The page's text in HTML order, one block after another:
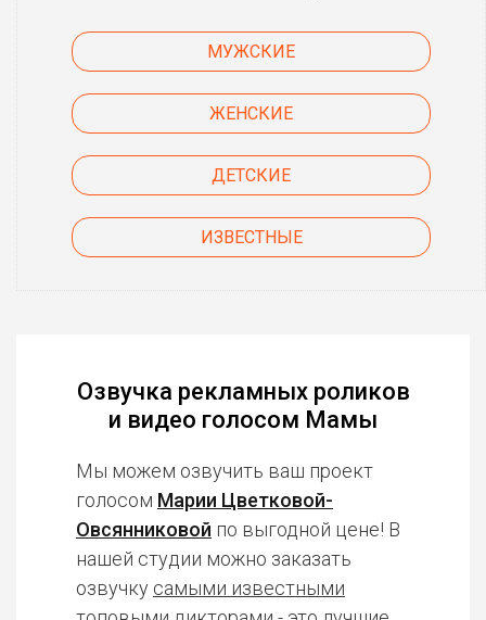
МУЖСКИЕ
ЖЕНСКИЕ
ДЕТСКИЕ
ИЗВЕСТНЫЕ
Озвучка рекламных роликов
и видео голосом Мамы
Мы можем озвучить ваш проект
голосом Марии Цветковой-
Овсянниковой по выгодной цене! В
нашей студии можно заказать
озвучку самыми известными